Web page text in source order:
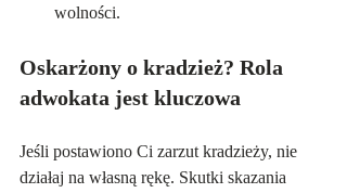
wolności.
Oskarżony o kradzież? Rola
adwokata jest kluczowa
Jeśli postawiono Ci zarzut kradzieży, nie
działaj na własną rękę. Skutki skazania